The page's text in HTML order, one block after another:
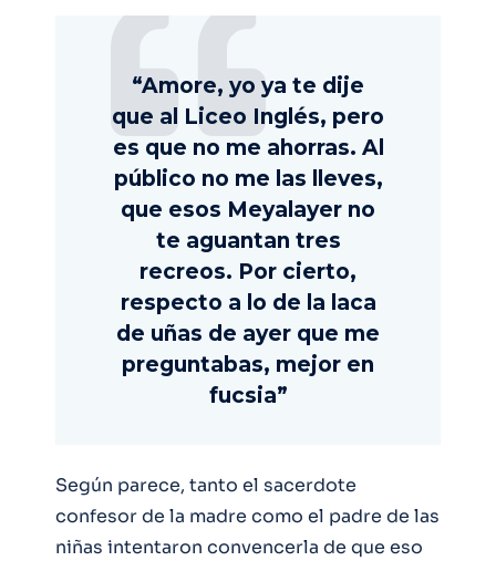
“Amore, yo ya te dije
que al Liceo Inglés, pero
es que no me ahorras. Al
público no me las lleves,
que esos Meyalayer no
te aguantan tres
recreos. Por cierto,
respecto a lo de la laca
de uñas de ayer que me
preguntabas, mejor en
fucsia”
Según parece, tanto el sacerdote
confesor de la madre como el padre de las
niñas intentaron convencerla de que eso